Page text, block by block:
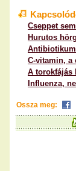
Cseppet
Hurutos
C-vitamin, a
A torokfájás
Influenza,
Ossza meg: